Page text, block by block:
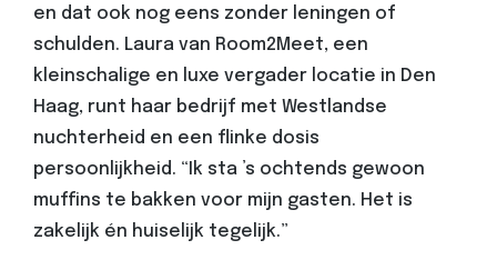
en dat ook nog eens zonder leningen of
schulden. Laura van Room2Meet, een
kleinschalige en luxe vergader locatie in Den
Haag, runt haar bedrijf met Westlandse
nuchterheid en een flinke dosis
persoonlijkheid. “Ik sta ’s ochtends gewoon
muffins te bakken voor mijn gasten. Het is
zakelijk én huiselijk tegelijk.”